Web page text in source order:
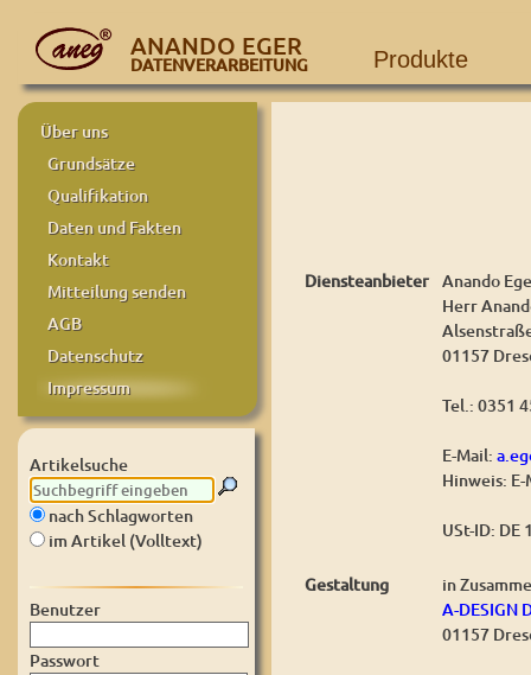
ANANDO EGER
DATENVERARBEITUNG Produkte
Über uns
Grundsätze
Qualifikation
Daten und Fakten
Kontakt
Mitteilung senden
AGB
Datenschutz
Impressum
Artikelsuche
nach Schlagworten
im Artikel (Volltext)
Benutzer
Passwort
Diensteanbieter Anando
Herr
01157
Tel.: 0351
E-Mail:
Hinweis:
USt-ID: DE
Gestaltung
in
A-DESIGN
01157